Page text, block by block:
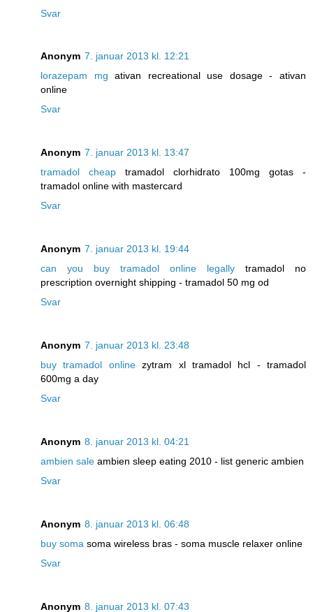
Svar
Anonym 7. januar 2013 kl. 12:21
lorazepam mg ativan recreational use dosage - ativan
online
Svar
Anonym 7. januar 2013 kl. 13:47
tramadol cheap tramadol clorhidrato 100mg gotas -
tramadol online with mastercard
Svar
Anonym 7. januar 2013 kl. 19:44
can you buy tramadol online legally tramadol no
prescription overnight shipping - tramadol 50 mg od
Svar
Anonym 7. januar 2013 kl. 23:48
buy tramadol onlinezytram xl tramadol hcl - tramadol
600mg a day
Svar
Anonym 8. januar 2013 kl. 04:21
ambien sale ambien sleep eating 2010 - list generic ambien
Svar
Anonym 8. januar 2013 kl. 06:48
buy soma soma wireless bras - soma muscle relaxer online
Svar
Anonym 8. januar 2013 kl. 07:43